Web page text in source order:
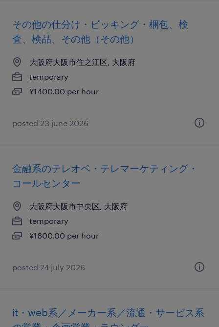
その他の仕分け・ピッキング・梱包、検
査、検品、その他（その他）
大阪府大阪市住之江区, 大阪府
temporary
¥1400.00 per hour
posted 23 june 2026
金融系のテレオペ・テレマーケティング・
コールセンター
大阪府大阪市中央区, 大阪府
temporary
¥1600.00 per hour
posted 24 july 2026
it・web系／メーカー系／流通・サービス系